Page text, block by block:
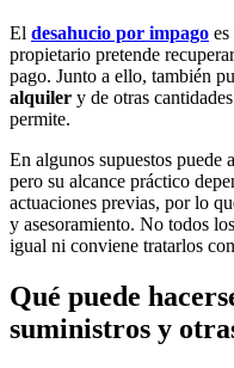
El desahucio por impago
propietario pretende
pago. Junto a ello, también
alquiler y de otras
permite.
En algunos supuestos puede
pero su alcance práctico
actuaciones previas, por lo
y asesoramiento. No todos
igual ni conviene tratarlos
Qué puede
suministros y